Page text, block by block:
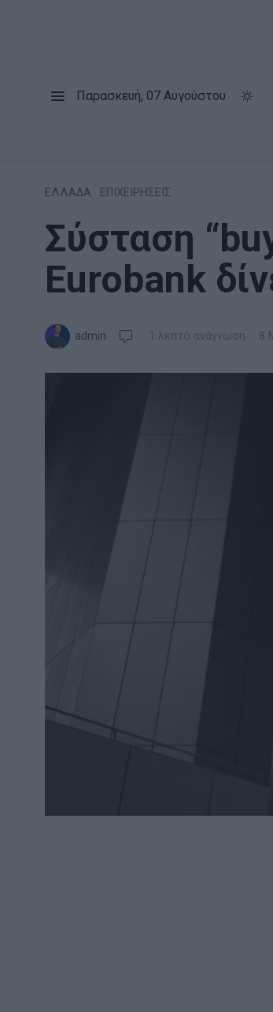
Παρασκευή, 07 Αυγούστου
ΕΛΛΑΔΑ ΕΠΙΧΕΙΡΗΣΕΙΣ
Σύσταση
Eurobank
admin 1 λεπτό ανάγνωση 8